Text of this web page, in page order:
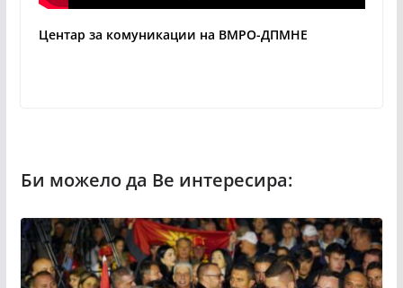
Центар за комуникации на ВМРО-ДПМНЕ